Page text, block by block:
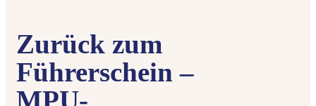
Zurück zum
Führerschein –